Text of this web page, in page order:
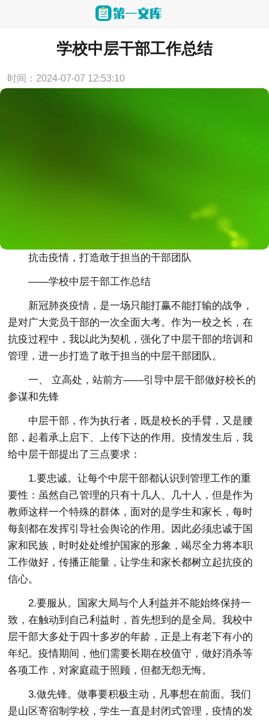
当前位置： 首页 > 工作计划
学校中层干部工作总结
时间：2024-07-07 12:53:10
抗击疫情，打造敢于担当的干部团队
——学校中层干部工作总结
新冠肺炎疫情，是一场只能打赢不能打输的战争，
是对广大党员干部的一次全面大考。作为一校之长，在
抗疫过程中，我以此为契机，强化了中层干部的培训和
管理，进一步打造了敢于担当的中层干部团队。
一、 立高处，站前方——引导中层干部做好校长的
参谋和先锋
中层干部，作为执行者，既是校长的手臂，又是腰
部，起着承上启下、上传下达的作用。疫情发生后，我
给中层干部提出了三点要求：
1.要忠诚。让每个中层干部都认识到管理工作的重
要性：虽然自己管理的只有十几人、几十人，但是作为
教师这样一个特殊的群体，面对的是学生和家长，每时
每刻都在发挥引导社会舆论的作用。因此必须忠诚于国
家和民族，时时处处维护国家的形象，竭尽全力将本职
工作做好，传播正能量，让学生和家长都树立起抗疫的
信心。
2.要服从。国家大局与个人利益并不能始终保持一
致，在触动到自己利益时，首先想到的是全局。我校中
层干部大多处于四十多岁的年龄，正是上有老下有小的
年纪。疫情期间，他们需要长期在校值守，做好消杀等
各项工作，对家庭疏于照顾，但都无怨无悔。
3.做先锋。做事要积极主动，凡事想在前面。我们
是山区寄宿制学校，学生一直是封闭式管理，疫情的发